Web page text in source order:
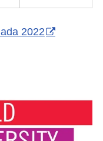
2022